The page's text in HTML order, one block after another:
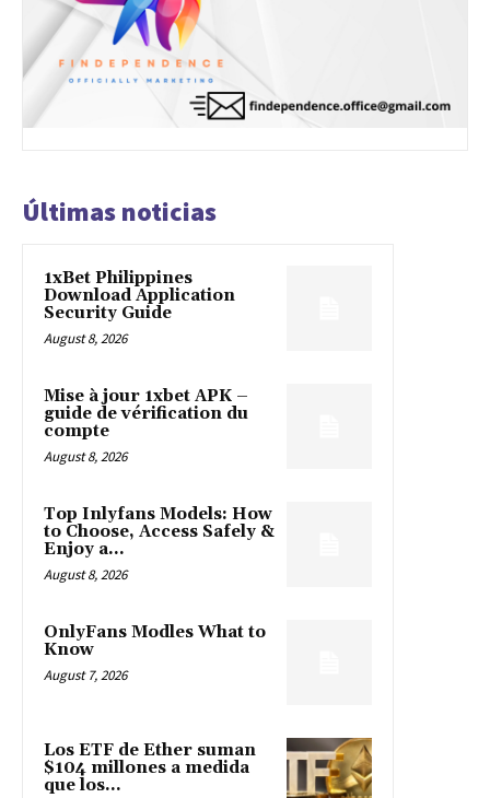
Últimas noticias
1xBet Philippines
Download Application
Security Guide
August 8, 2026
Mise à jour 1xbet APK –
guide de vérification du
compte
August 8, 2026
Top Inlyfans Models: How
to Choose, Access Safely &
Enjoy a...
August 8, 2026
OnlyFans Modles What to
Know
August 7, 2026
Los ETF de Ether suman
$104 millones a medida
que los...